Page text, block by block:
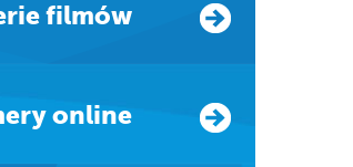
filmów
online